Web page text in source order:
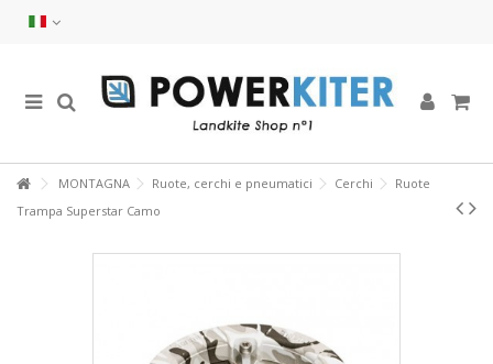
MONTAGNA Ruote, cerchi e pneumatici Cerchi
Ruote
Trampa Superstar Camo